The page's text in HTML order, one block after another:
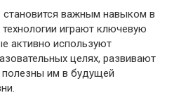
важным навыком в
играют ключевую
активно используют
целях, развивают
им в будущей